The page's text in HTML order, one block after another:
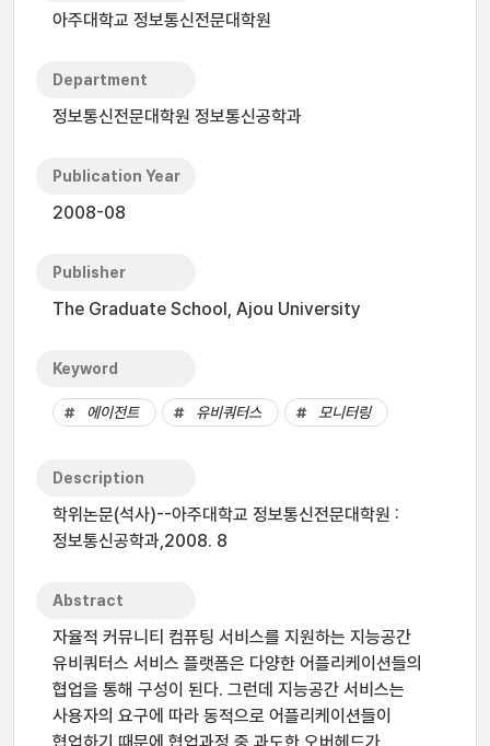
아주대학교 정보통신전문대학원
Department
정보통신전문대학원 정보통신공학과
Publication Year
2008-08
Publisher
The Graduate School, Ajou University
Keyword
에이전트 유비쿼터스 모니터링
Description
학위논문(석사)--아주대학교 정보통신전문대학원 :
정보통신공학과,2008. 8
Abstract
자율적 커뮤니티 컴퓨팅 서비스를 지원하는 지능공간
유비쿼터스 서비스 플랫폼은 다양한 어플리케이션들의
협업을 통해 구성이 된다. 그런데 지능공간 서비스는
사용자의 요구에 따라 동적으로 어플리케이션들이